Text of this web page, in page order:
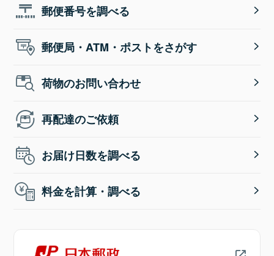
郵便番号を調べる
郵便局・ATM・ポストをさがす
荷物のお問い合わせ
再配達のご依頼
お届け日数を調べる
料金を計算・調べる